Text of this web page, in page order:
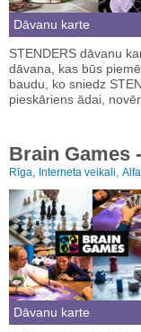
Dāvanu karte
STENDERS dāvanu
dāvana, kas būs
baudu, ko sniedz
pieskāriens ādai,
Brain Games
Rīga, Interneta veikali,
Dāvanu karte